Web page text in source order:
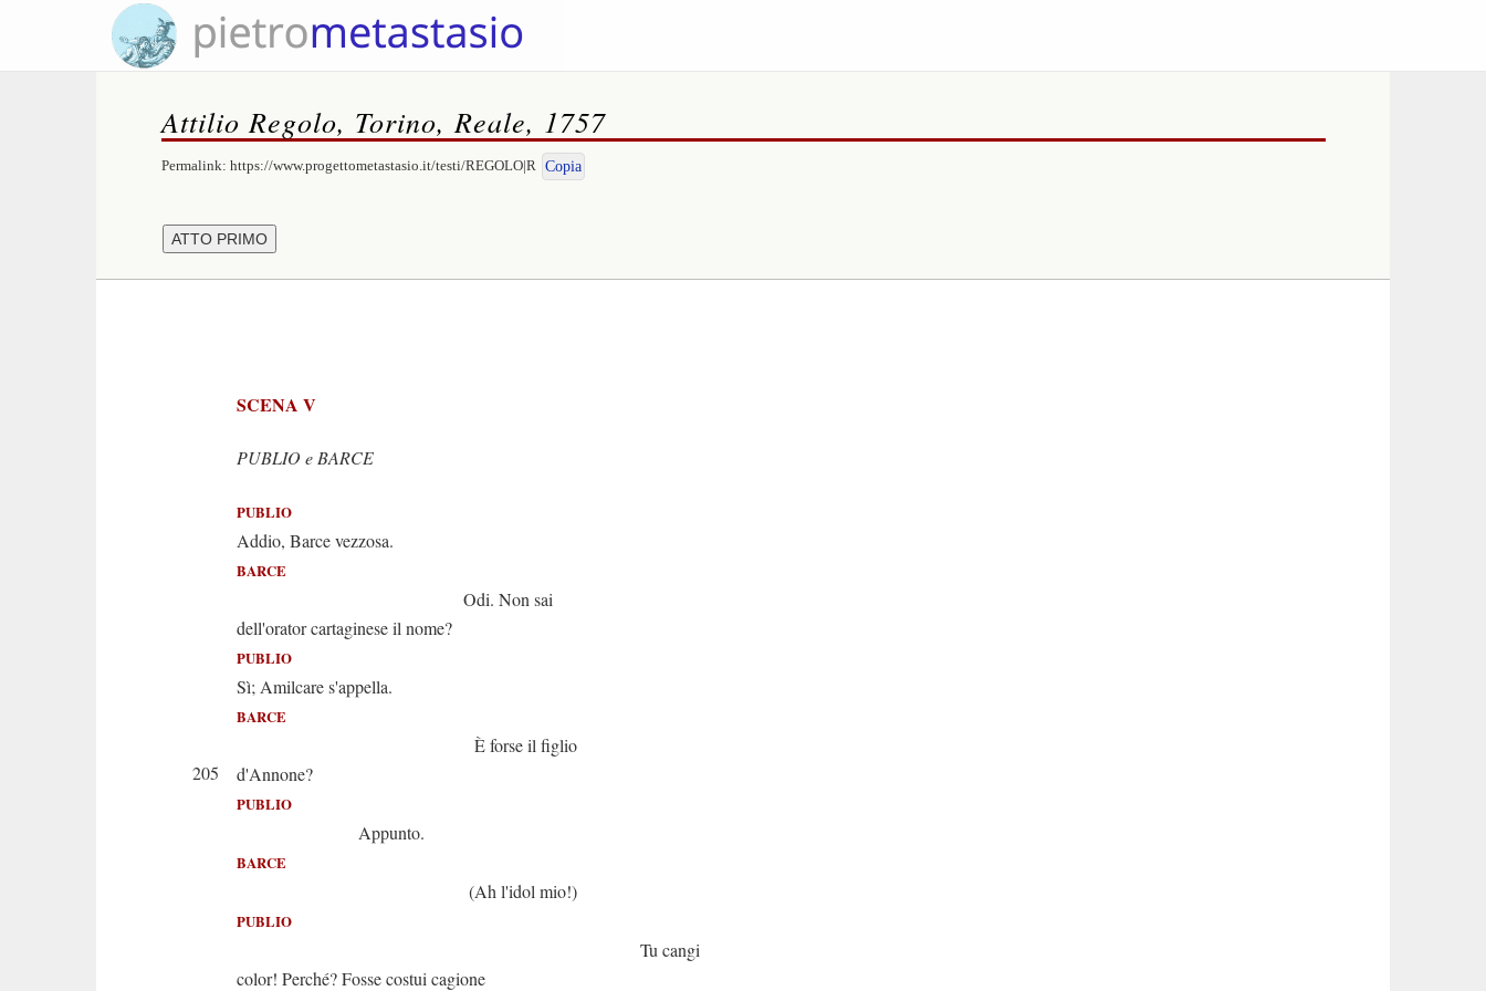
Attilio Regolo, Torino, Reale, 1757
Permalink: https://www.progettometastasio.it/testi/REGOLO|R Copia
SCENA V
PUBLIO e BARCE
PUBLIO
Addio, Barce vezzosa.
BARCE
Odi. Non sai
dell'orator cartaginese il nome?
PUBLIO
Sì; Amilcare s'appella.
BARCE
È forse il figlio
205
d'Annone?
PUBLIO
Appunto.
BARCE
(Ah l'idol mio!)
PUBLIO
Tu cangi
color! Perché? Fosse costui cagione